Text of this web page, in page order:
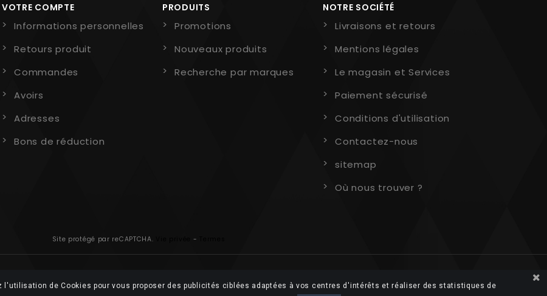
VOTRE COMPTE
Informations personnelles
Retours produit
Commandes
Avoirs
Adresses
Bons de réduction
PRODUITS
Promotions
Nouveaux produits
Recherche par marques
NOTRE SOCIÉTÉ
Livraisons et retours
Mentions légales
Le magasin et Services
Paiement sécurisé
Conditions d'utilisation
Contactez-nous
sitemap
Où nous trouver ?
Site protégé par reCAPTCHA. -
l'utilisation de Cookies pour vous proposer des publicités ciblées adaptées à vos centres d'intérêts et réaliser des statistiques de